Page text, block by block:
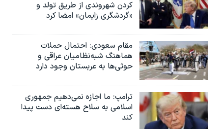
کردن شهروندی از طریق تولد و
«گردشگری زایمان» امضا کرد
مقام سعودی: احتمال حملات
هماهنگ شبه‌نظامیان عراقی و
حوثی‌ها به عربستان وجود دارد
ترامپ: ما اجازه نمی‌دهیم جمهوری
اسلامی به سلاح هسته‌ای دست پیدا
کند